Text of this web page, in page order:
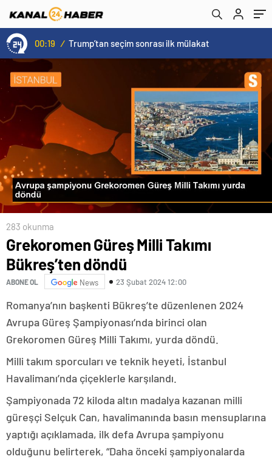
00:19 / Trump’tan seçim sonrası ilk mülakat
283 okunma
Grekoromen Güreş Milli Takımı
Bükreş’ten döndü
ABONE OL News 23 Şubat 2024 12:00
Romanya’nın başkenti Bükreş’te düzenlenen 2024
Avrupa Güreş Şampiyonası’nda birinci olan
Grekoromen Güreş Milli Takımı, yurda döndü.
Milli takım sporcuları ve teknik heyeti, İstanbul
Havalimanı’nda çiçeklerle karşılandı.
Şampiyonada 72 kiloda altın madalya kazanan milli
güreşçi Selçuk Can, havalimanında basın mensuplarına
yaptığı açıklamada, ilk defa Avrupa şampiyonu
olduğunu belirterek, “Daha önceki şampiyonalarda